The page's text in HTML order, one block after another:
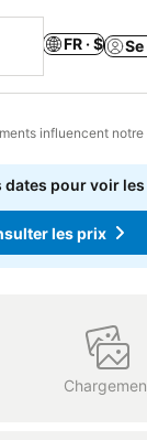
FR · $
influencent
dates pour voir
les prix